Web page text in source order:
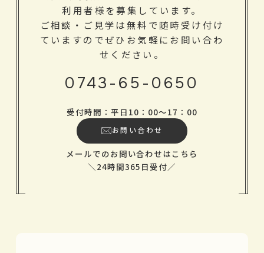
利用者様を募集しています。
ご相談・ご見学は無料で随時受け付け
ていますのでぜひお気軽にお問い合わ
せください。
0743-65-0650
受付時間：平日10：00～17：00
お問い合わせ
メールでのお問い合わせはこちら
＼24時間365日受付／